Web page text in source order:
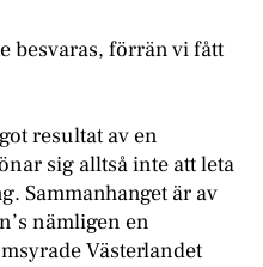
besvaras, förrän vi fått
resultat av en
sig alltså inte att leta
Sammanhanget är av
nämligen en
Västerlandet